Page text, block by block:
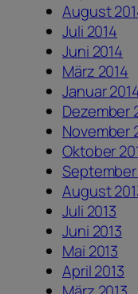
August
Juli 2014
Juni 2014
März 2014
Januar
Dezember
November
Oktober
September
August
Juli 2013
Juni 2013
Mai 2013
April 2013